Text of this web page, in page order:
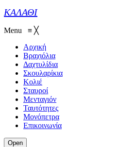
ΚΑΛΑΘΙ
Menu ≡ ╳
Αρχική
Βραχιόλια
Δαχτυλίδια
Σκουλαρίκια
Κολιέ
Σταυροί
Μενταγιόν
Ταυτότητες
Μονόπετρα
Επικοινωνία
Open